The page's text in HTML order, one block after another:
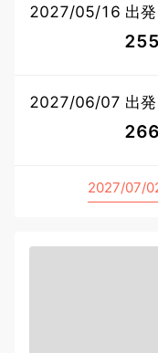
2027/05/16 出発
2027/06/07 出発
2027/07/